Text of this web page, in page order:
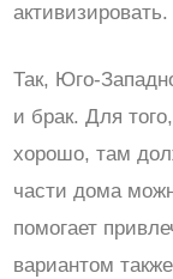
активизировать.
Так, Юго-
и брак. Для
хорошо, там
части дома
помогает
вариантом